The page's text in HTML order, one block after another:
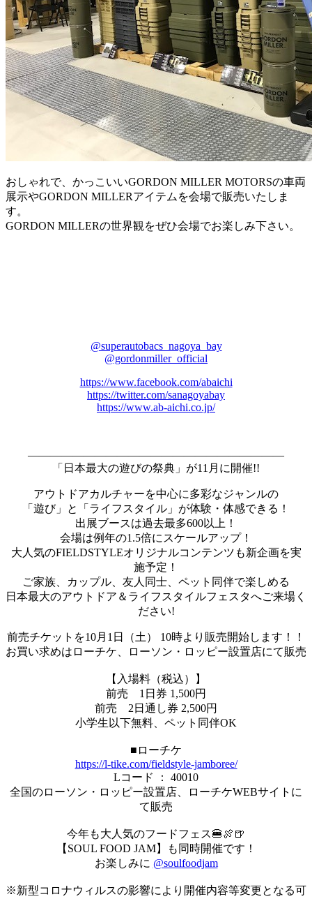
おしゃれで、かっこいいGORDON MILLER MOTORSの車両
展示やGORDON MILLERアイテムを会場で販売いたしま
す。
GORDON MILLERの世界観をぜひ会場でお楽しみ下さい。
@superautobacs_nagoya_bay
@gordonmiller_official
https://www.facebook.com/abaichi
https://twitter.com/sanagoyabay
https://www.ab-aichi.co.jp/
―――――――――――――――――――――――
「日本最大の遊びの祭典」が11月に開催!!
アウトドアカルチャーを中心に多彩なジャンルの
「遊び」と「ライフスタイル」が体験・体感できる！
出展ブースは過去最多600以上！
会場は例年の1.5倍にスケールアップ！
大人気のFIELDSTYLEオリジナルコンテンツも新企画を実
施予定！
ご家族、カップル、友人同士、ペット同伴で楽しめる
日本最大のアウトドア＆ライフスタイルフェスタへご来場く
ださい!
前売チケットを10月1日（土） 10時より販売開始します！！
お買い求めはローチケ、ローソン・ロッピー設置店にて販売
【入場料（税込）】
前売 1日券 1,500円
前売 2日通し券 2,500円
小学生以下無料、ペット同伴OK
■ローチケ
https://l-tike.com/fieldstyle-jamboree/
Lコード ： 40010
全国のローソン・ロッピー設置店、ローチケWEBサイトに
て販売
今年も大人気のフードフェス🍔🍖🍺
【SOUL FOOD JAM】も同時開催です！
お楽しみに @soulfoodjam
※新型コロナウィルスの影響により開催内容等変更となる可